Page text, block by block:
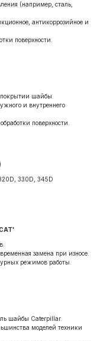
(например, сталь,
антикоррозийное и
поверхности.
шайбы.
и внутреннего
поверхности.
330D, 345D
замена при износе.
режимов работы.
шайбы Caterpillar.
моделей техники